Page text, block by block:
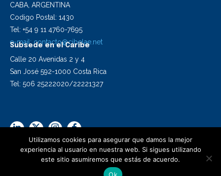
CABA, ARGENTINA
Codigo Postal: 1430
Tel: +54 9 11 4760-7695
e-mail: contacto@cibelae.net
Subsede en el Caribe
Calle 20 Avenidas 2 y 4
San José 592-1000 Costa Rica
Tel: 506 25222020/22221327
2024 Cibelae | Todos los derechos reservados
Utilizamos cookies para asegurar que damos la mejor
experiencia al usuario en nuestra web. Si sigues utilizando
este sitio asumiremos que estás de acuerdo.
Ok